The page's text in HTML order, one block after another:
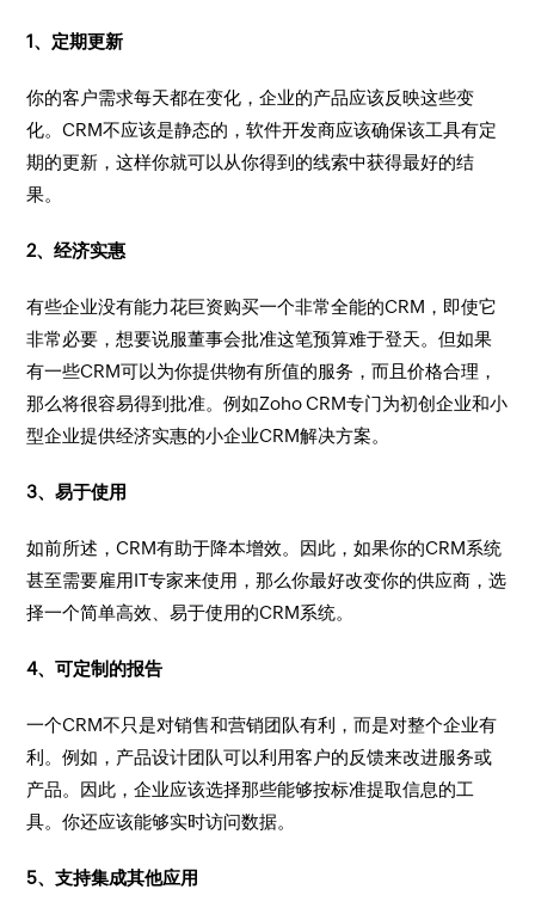
1、定期更新
你的客户需求每天都在变化，企业的产品应该反映这些变
化。CRM不应该是静态的，软件开发商应该确保该工具有定
期的更新，这样你就可以从你得到的线索中获得最好的结
果。
2、经济实惠
有些企业没有能力花巨资购买一个非常全能的CRM，即使它
非常必要，想要说服董事会批准这笔预算难于登天。但如果
有一些CRM可以为你提供物有所值的服务，而且价格合理，
那么将很容易得到批准。例如Zoho CRM专门为初创企业和小
型企业提供经济实惠的小企业CRM解决方案。
3、易于使用
如前所述，CRM有助于降本增效。因此，如果你的CRM系统
甚至需要雇用IT专家来使用，那么你最好改变你的供应商，选
择一个简单高效、易于使用的CRM系统。
4、可定制的报告
一个CRM不只是对销售和营销团队有利，而是对整个企业有
利。例如，产品设计团队可以利用客户的反馈来改进服务或
产品。因此，企业应该选择那些能够按标准提取信息的工
具。你还应该能够实时访问数据。
5、支持集成其他应用